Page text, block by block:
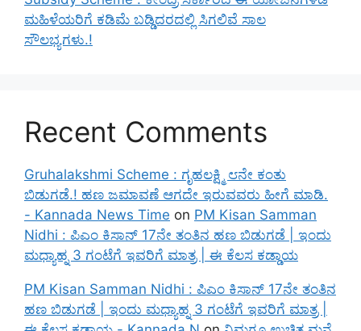
ಮಹಿಳೆಯರಿಗೆ ಕಡಿಮೆ ಬಡ್ಡಿದರದಲ್ಲಿ ಸಿಗಲಿವೆ ಸಾಲ
ಸೌಲಭ್ಯಗಳು.!
Recent Comments
Gruhalakshmi Scheme : ಗೃಹಲಕ್ಷ್ಮಿ ೮ನೇ ಕಂತು
ಬಿಡುಗಡೆ.! ಹಣ ಜಮಾವಣೆ ಆಗದೇ ಇರುವವರು ಹೀಗೆ ಮಾಡಿ.
- Kannada News Time on PM Kisan Samman
Nidhi : ಪಿಎಂ ಕಿಸಾನ್ 17ನೇ ತಂತಿನ ಹಣ ಬಿಡುಗಡೆ | ಇಂದು
ಮಧ್ಯಾಹ್ನ 3 ಗಂಟೆಗೆ ಇವರಿಗೆ ಮಾತ್ರ | ಈ ಕೆಲಸ ಕಡ್ಡಾಯ
PM Kisan Samman Nidhi : ಪಿಎಂ ಕಿಸಾನ್ 17ನೇ ತಂತಿನ
ಹಣ ಬಿಡುಗಡೆ | ಇಂದು ಮಧ್ಯಾಹ್ನ 3 ಗಂಟೆಗೆ ಇವರಿಗೆ ಮಾತ್ರ |